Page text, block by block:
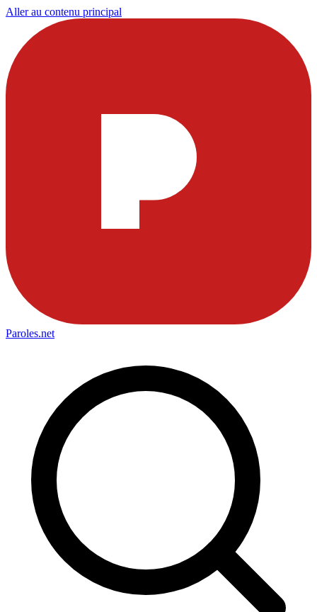
Aller au contenu principal
Paroles.net